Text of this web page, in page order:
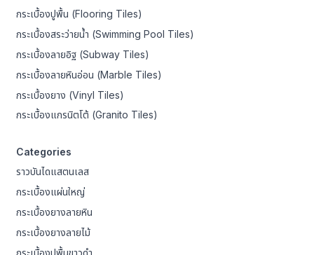
กระเบื้องปูพื้น (Flooring Tiles)
กระเบื้องสระว่ายน้ำ (Swimming Pool Tiles)
กระเบื้องลายอิฐ (Subway Tiles)
กระเบื้องลายหินอ่อน (Marble Tiles)
กระเบื้องยาง (Vinyl Tiles)
กระเบื้องแกรนิตโต้ (Granito Tiles)
Categories
ราวบันไดแสตนเลส
กระเบื้องแผ่นใหญ่
กระเบื้องยางลายหิน
กระเบื้องยางลายไม้
กระเบื้องปูพื้นขาวดำ